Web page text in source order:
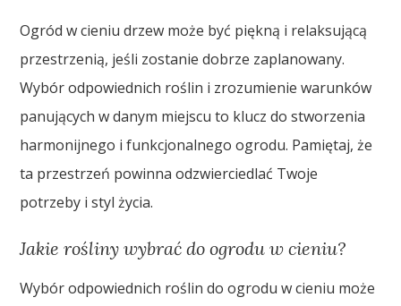
Ogród w cieniu drzew może być piękną i relaksującą
przestrzenią, jeśli zostanie dobrze zaplanowany.
Wybór odpowiednich roślin i zrozumienie warunków
panujących w danym miejscu to klucz do stworzenia
harmonijnego i funkcjonalnego ogrodu. Pamiętaj, że
ta przestrzeń powinna odzwierciedlać Twoje
potrzeby i styl życia.
Jakie rośliny wybrać do ogrodu w cieniu?
Wybór odpowiednich roślin do ogrodu w cieniu może